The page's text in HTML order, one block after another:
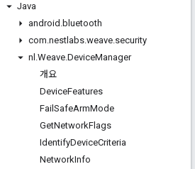
Java
android .bluetooth
com.nestlabs.weave.security
nl .Weave.DeviceManager
개요
DeviceFeatures
Fail SafeArmMode
GetNetworkFlags
IdentifyDeviceCriteria
NetworkInfo